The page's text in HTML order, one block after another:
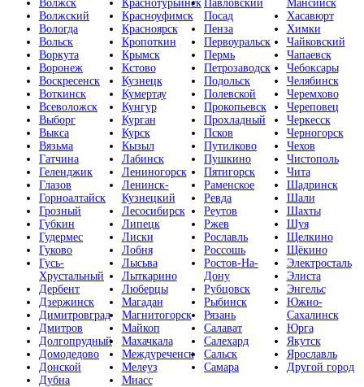
Волжск
Волжский
Вологда
Вольск
Воркута
Воронеж
Воскресенск
Воткинск
Всеволожск
Выборг
Выкса
Вязьма
Гатчина
Геленджик
Глазов
Горноалтайск
Грозный
Губкин
Гудермес
Гуково
Гусь-
Хрустальный
Дербент
Дзержинск
Димитровград
Дмитров
Долгопрудный
Домодедово
Донской
Дубна
Краснотурьинск
Красноуфимск
Красноярск
Кропоткин
Крымск
Кстово
Кузнецк
Кумертау
Кунгур
Курган
Курск
Кызыл
Лабинск
Лениногорск
Ленинск-
Кузнецкий
Лесосибирск
Липецк
Лиски
Лобня
Лысьва
Лыткарино
Люберцы
Магадан
Магнитогорск
Майкоп
Махачкала
Междуреченск
Мелеуз
Миасс
Павловский
Посад
Пенза
Первоуральск
Пермь
Петрозаводск
Подольск
Полевской
Прокопьевск
Прохладный
Псков
Путилково
Пушкино
Пятигорск
Раменское
Ревда
Реутов
Ржев
Рославль
Россошь
Ростов-На-
Дону
Рубцовск
Рыбинск
Рязань
Салават
Салехард
Сальск
Самара
Мансийск
Хасавюрт
Химки
Чайковский
Чапаевск
Чебоксары
Челябинск
Черемхово
Череповец
Черкесск
Черногорск
Чехов
Чистополь
Чита
Шадринск
Шали
Шахты
Шуя
Щелкино
Щёкино
Электросталь
Элиста
Энгельс
Южно-
Сахалинск
Юрга
Якутск
Ярославль
Другой город